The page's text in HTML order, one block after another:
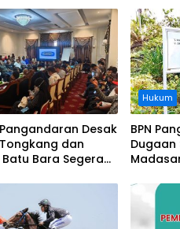
Desak
dan
Bara Segera
Perusahaan
Hukum
BPN
Dugaan